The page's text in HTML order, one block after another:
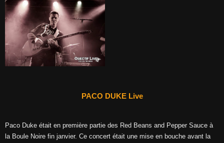
PACO DUKE Live
Paco Duke était en première partie des Red Beans and Pepper Sauce à
la Boule Noire fin janvier. Ce concert était une mise en bouche avant la